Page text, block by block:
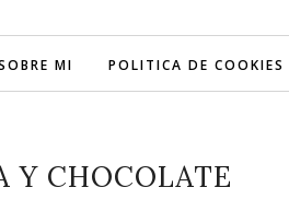
MI POLITICA DE COOKIES
Y CHOCOLATE